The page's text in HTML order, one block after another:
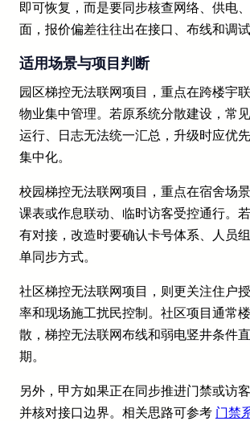
即可恢复，而是要同步核查网络、供电
面，报价偏差往往出在接口、布线和调试
适用场景与项目判断
园区梯控无法联网项目，重点在跨楼宇
物业集中管理。若原系统分散建设，常
运行、日志无法统一汇总，升级时应优
集中化。
校园梯控无法联网项目，重点在宿舍场
课表或作息联动、临时访客受控通行。
有对接，改造时要确认卡号体系、人员
单同步方式。
社区梯控无法联网项目，则更关注住户
率和现场施工扰民控制。社区项目通常
散，梯控无法联网布线和弱电竖井条件
期。
另外，甲方如果正在同步推进门禁或访
并核对接口边界。相关思路可参考 门禁